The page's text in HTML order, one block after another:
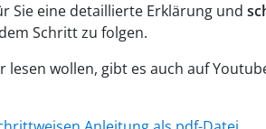
Sie eine detaillierte Erklärung und
Schritt zu folgen.
lesen wollen, gibt es auch auf